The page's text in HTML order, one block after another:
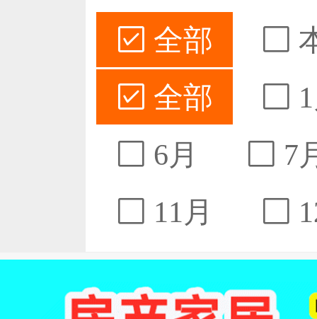
全部
全部
6月
7
11月